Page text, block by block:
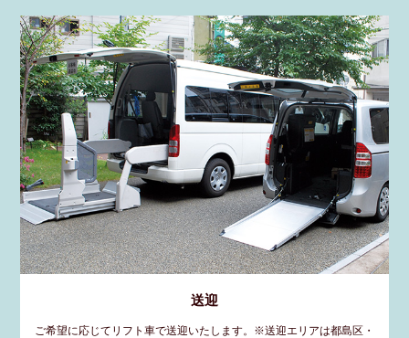
送迎
ご希望に応じてリフト車で送迎いたします。※送迎エリアは都島区・